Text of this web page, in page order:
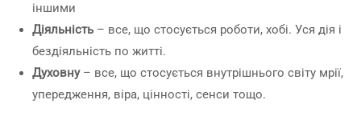
іншими
Діяльність – все, що стосується роботи, хобі. Уся дія і
бездіяльність по житті.
Духовну– все, що стосується внутрішнього світу мрії,
упередження, віра, цінності, сенси тощо.